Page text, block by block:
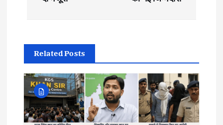
n
a
v
Related Posts